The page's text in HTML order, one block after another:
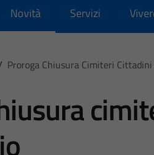
Novità Servizi
Proroga Chiusura Cimiteri